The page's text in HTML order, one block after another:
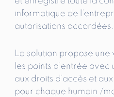
informatique de
autorisations accordées.
La solution propose une
les points d’entrée
aux droits d’accès et
pour chaque humain /